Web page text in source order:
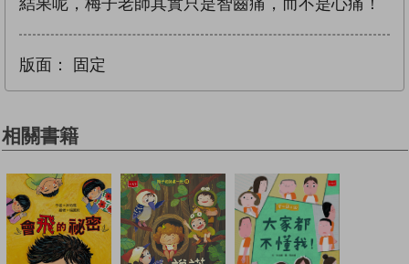
結果呢，梅子老師其實只是智齒痛，而不是心痛！
版面： 固定
相關書籍